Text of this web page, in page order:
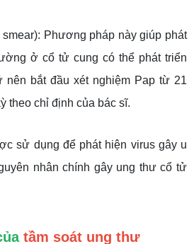
Phương pháp này giúp phát
ở cổ tử cung có thể phát triển
nên bắt đầu xét nghiệm Pap từ 21
theo chỉ định của bác sĩ.
sử dụng để phát hiện virus gây u
nhân chính gây ung thư cổ tử
tầm soát ung thư